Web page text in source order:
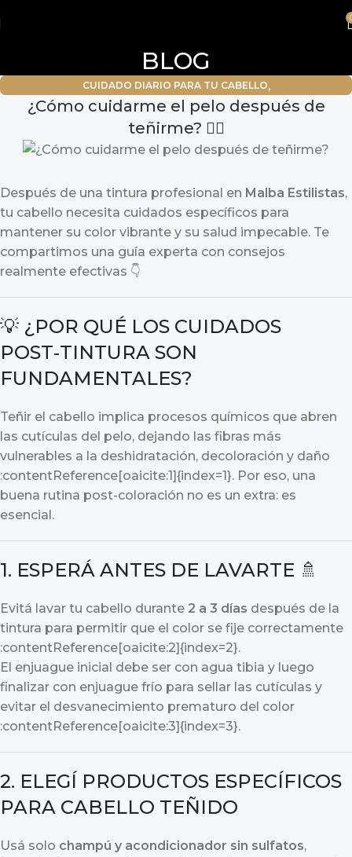
BLOG
CUIDADO DIARIO PARA TU CABELLO,
CUIDADOS PARA CABELLOS TEÑIDOS
¿Cómo cuidarme el pelo después de
teñirme? 💆‍♀️
Después de una tintura profesional en Malba Estilistas,
tu cabello necesita cuidados específicos para
mantener su color vibrante y su salud impecable. Te
compartimos una guía experta con consejos
realmente efectivas 👇
💡 ¿POR QUÉ LOS CUIDADOS
POST‑TINTURA SON
FUNDAMENTALES?
Teñir el cabello implica procesos químicos que abren
las cutículas del pelo, dejando las fibras más
vulnerables a la deshidratación, decoloración y daño
:contentReference[oaicite:1]{index=1}. Por eso, una
buena rutina post-coloración no es un extra: es
esencial.
1. ESPERÁ ANTES DE LAVARTE 🚿
Evitá lavar tu cabello durante 2 a 3 días después de la
tintura para permitir que el color se fije correctamente
:contentReference[oaicite:2]{index=2}.
El enjuague inicial debe ser con agua tibia y luego
finalizar con enjuague frío para sellar las cutículas y
evitar el desvanecimiento prematuro del color
:contentReference[oaicite:3]{index=3}.
2. ELEGÍ PRODUCTOS ESPECÍFICOS
PARA CABELLO TEÑIDO
Usá solo champú y acondicionador sin sulfatos,